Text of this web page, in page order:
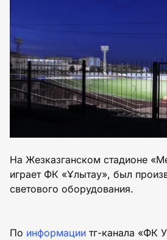
На Жезказганском стадионе
играет ФК «Ұлытау», был
светового оборудования.
По информации тг-канала «ФК